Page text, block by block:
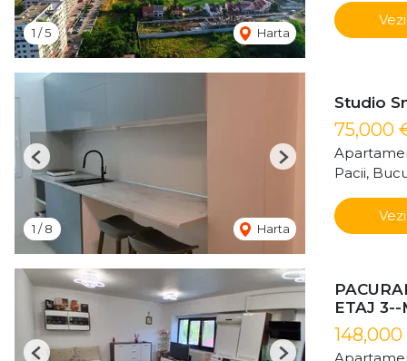
1 /5 Harta
1 /8 Harta
Previous Next
Studio
75,000
Pacii,
ETAJ